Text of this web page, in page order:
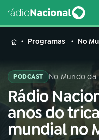
MENU
Buscar
na
Rádio
Nacional
Programas No
PODCAST No Mundo da
Rádio
anos do
mundial no